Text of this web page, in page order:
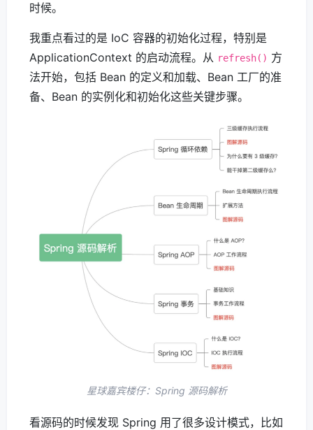
时候。
我重点看过的是 IoC 容器的初始化过程，特别是
ApplicationContext 的启动流程。从 refresh() 方
法开始，包括 Bean 的定义和加载、Bean 工厂的准
备、Bean 的实例化和初始化这些关键步骤。
星球嘉宾楼仔：Spring 源码解析
看源码的时候发现 Spring 用了很多设计模式，比如